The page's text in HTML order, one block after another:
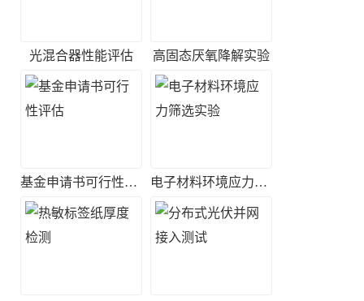
光混合器性能评估 高固态厌氧降解实验
基金申请书可行性评估 电子材料环境应力筛选实验